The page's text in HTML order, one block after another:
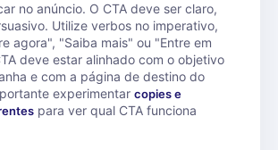
no anúncio. O CTA deve ser claro,
Utilize verbos no imperativo,
agora", "Saiba mais" ou "Entre em
deve estar alinhado com o objetivo
e com a página de destino do
experimentar copies e
para ver qual CTA funciona